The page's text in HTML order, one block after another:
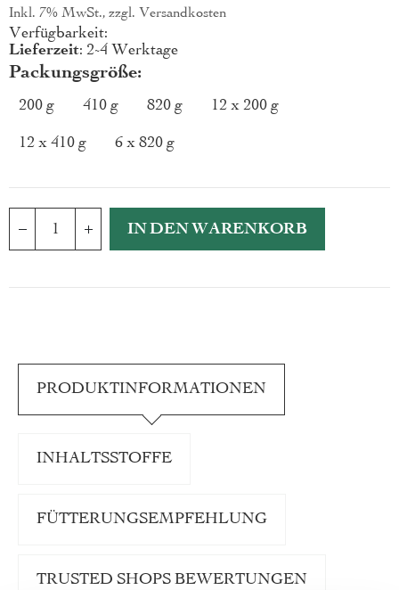
Inkl. 7% MwSt., zzgl. Versandkosten
Verfügbarkeit:
Lieferzeit: 2-4 Werktage
Packungsgröße
200 g 410 g 820 g 12 x 200 g
12 x 410 g 6 x 820 g
IN DEN WARENKORB
PRODUKTINFORMATIONEN
INHALTSSTOFFE
FÜTTERUNGSEMPFEHLUNG
TRUSTED SHOPS BEWERTUNGEN